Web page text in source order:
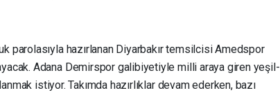
parolasıyla hazırlanan Diyarbakır temsilcisi Amedspor
Adana Demirspor galibiyetiyle milli araya giren yeşil-
istiyor. Takımda hazırlıklar devam ederken, bazı